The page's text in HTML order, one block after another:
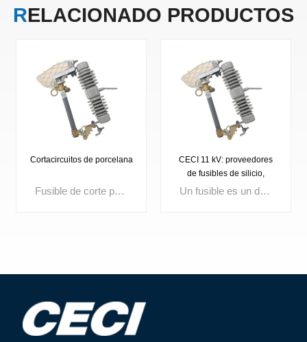
RELACIONADO PRODUCTOS
Cortacircuitos de porcelana
Fusible de corte para exteriores. Tensión nominal: 3 kV, 10 kV, 15 kV, 24 kV, 27 kV, 33 kV, 36 kV. Corriente máxima: 100 A, 200 A.
VER MÁS
CECI 11 kV: proveedores
de fusibles de silicio,
fusibles de excelenteUn fusible es un dispositivo compacto de protección contra sobrecorriente que funde su elemento interno cuando la corriente excede un límite establecido, interrumpiendo instantáneamente el circuito. Ampliamente utilizados en distribución eléctrica, aparamenta, transformadores y paneles de control, los fusibles de alta calidad garantizan un rápido aislamiento de fallas, mejoran la seguridad del circuito y la confiabilidad del sistema.